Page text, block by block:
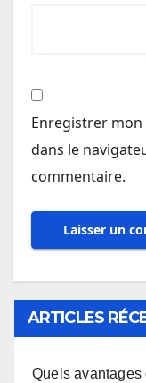
Enregistrer
dans le
commentaire.
ARTICLES
Quels avantages